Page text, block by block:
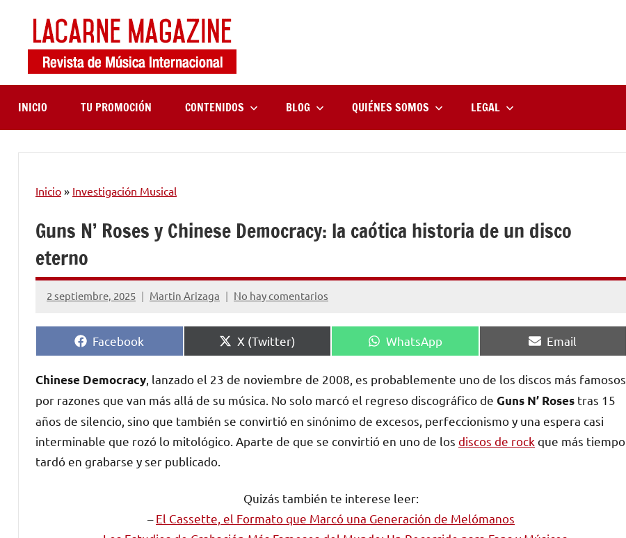
contenido
Magazine
música
internacional
INICIO TU PROMOCIÓN CONTENIDOS BLOG QUIÉNES SOMOS LEGAL
Inicio » Investigación Musical
Guns N’ Roses y Chinese Democracy: la caótica historia de un disco
eterno
2 septiembre, 2025 Martin Arizaga No hay comentarios
Compartir
en
Facebook
Compartir
en
X (Twitter)
Compartir
en
WhatsApp
Compartir
en
Email
Chinese Democracy , lanzado el 23 de noviembre de 2008, es probablemente uno de los discos más famosos
por razones que van más allá de su música. No solo marcó el regreso discográfico de Guns N’ Roses tras 15
años de silencio, sino que también se convirtió en sinónimo de excesos, perfeccionismo y una espera casi
interminable que rozó lo mitológico. Aparte de que se convirtió en uno de los discos de rock que más tiempo
tardó en grabarse y ser publicado.
Quizás también te interese leer:
–El Cassette, el Formato que Marcó una Generación de Melómanos